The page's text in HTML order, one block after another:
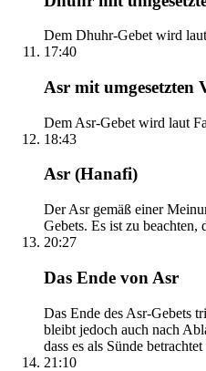
Dem Dhuhr-Gebet wird
17:40
Asr mit umgesetzten
Dem Asr-Gebet wird laut
18:43
Asr (Hanafi)
Der Asr gemäß einer
Gebets. Es ist zu
20:27
Das Ende von Asr
Das Ende des Asr-Gebets
bleibt jedoch auch nach
dass es als Sünde
21:10